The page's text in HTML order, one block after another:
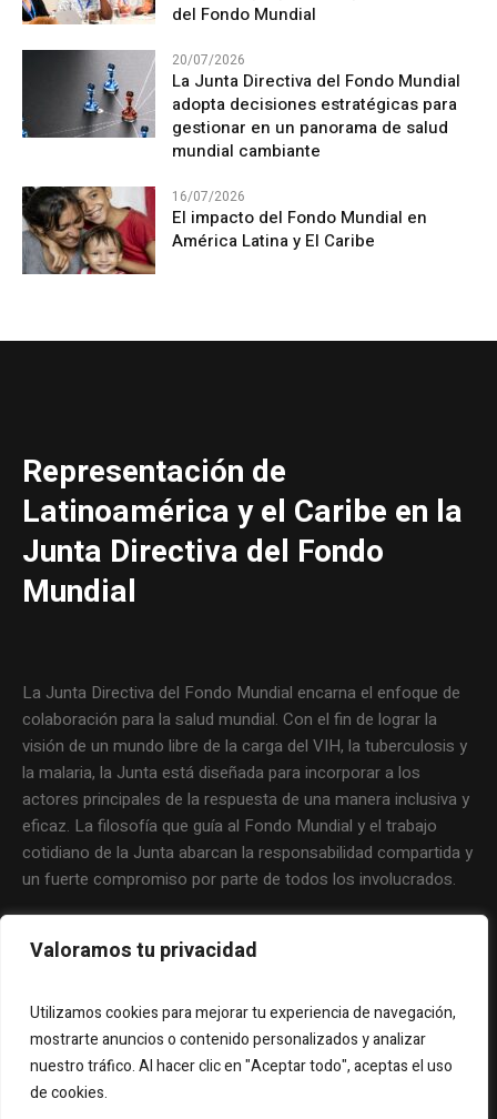
Valoramos tu privacidad
Utilizamos cookies para mejorar tu experiencia de navegación,
mostrarte anuncios o contenido personalizados y analizar
nuestro tráfico. Al hacer clic en "Aceptar todo", aceptas el uso
de cookies.
del Fondo Mundial
20/07/2026
La Junta Directiva del Fondo Mundial
adopta decisiones estratégicas para
gestionar en un panorama de salud
mundial cambiante
16/07/2026
El impacto del Fondo Mundial en
América Latina y El Caribe
Representación de
Latinoamérica y el Caribe en la
Junta Directiva del Fondo
Mundial
La Junta Directiva del Fondo Mundial encarna el enfoque de
colaboración para la salud mundial. Con el fin de lograr la
visión de un mundo libre de la carga del VIH, la tuberculosis y
la malaria, la Junta está diseñada para incorporar a los
actores principales de la respuesta de una manera inclusiva y
eficaz. La filosofía que guía al Fondo Mundial y el trabajo
cotidiano de la Junta abarcan la responsabilidad compartida y
un fuerte compromiso por parte de todos los involucrados.